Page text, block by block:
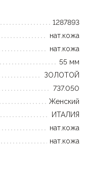
1287893
нат.кожа
нат.кожа
55 мм
ЗОЛОТОЙ
737.050
Женский
ИТАЛИЯ
нат.кожа
нат.кожа